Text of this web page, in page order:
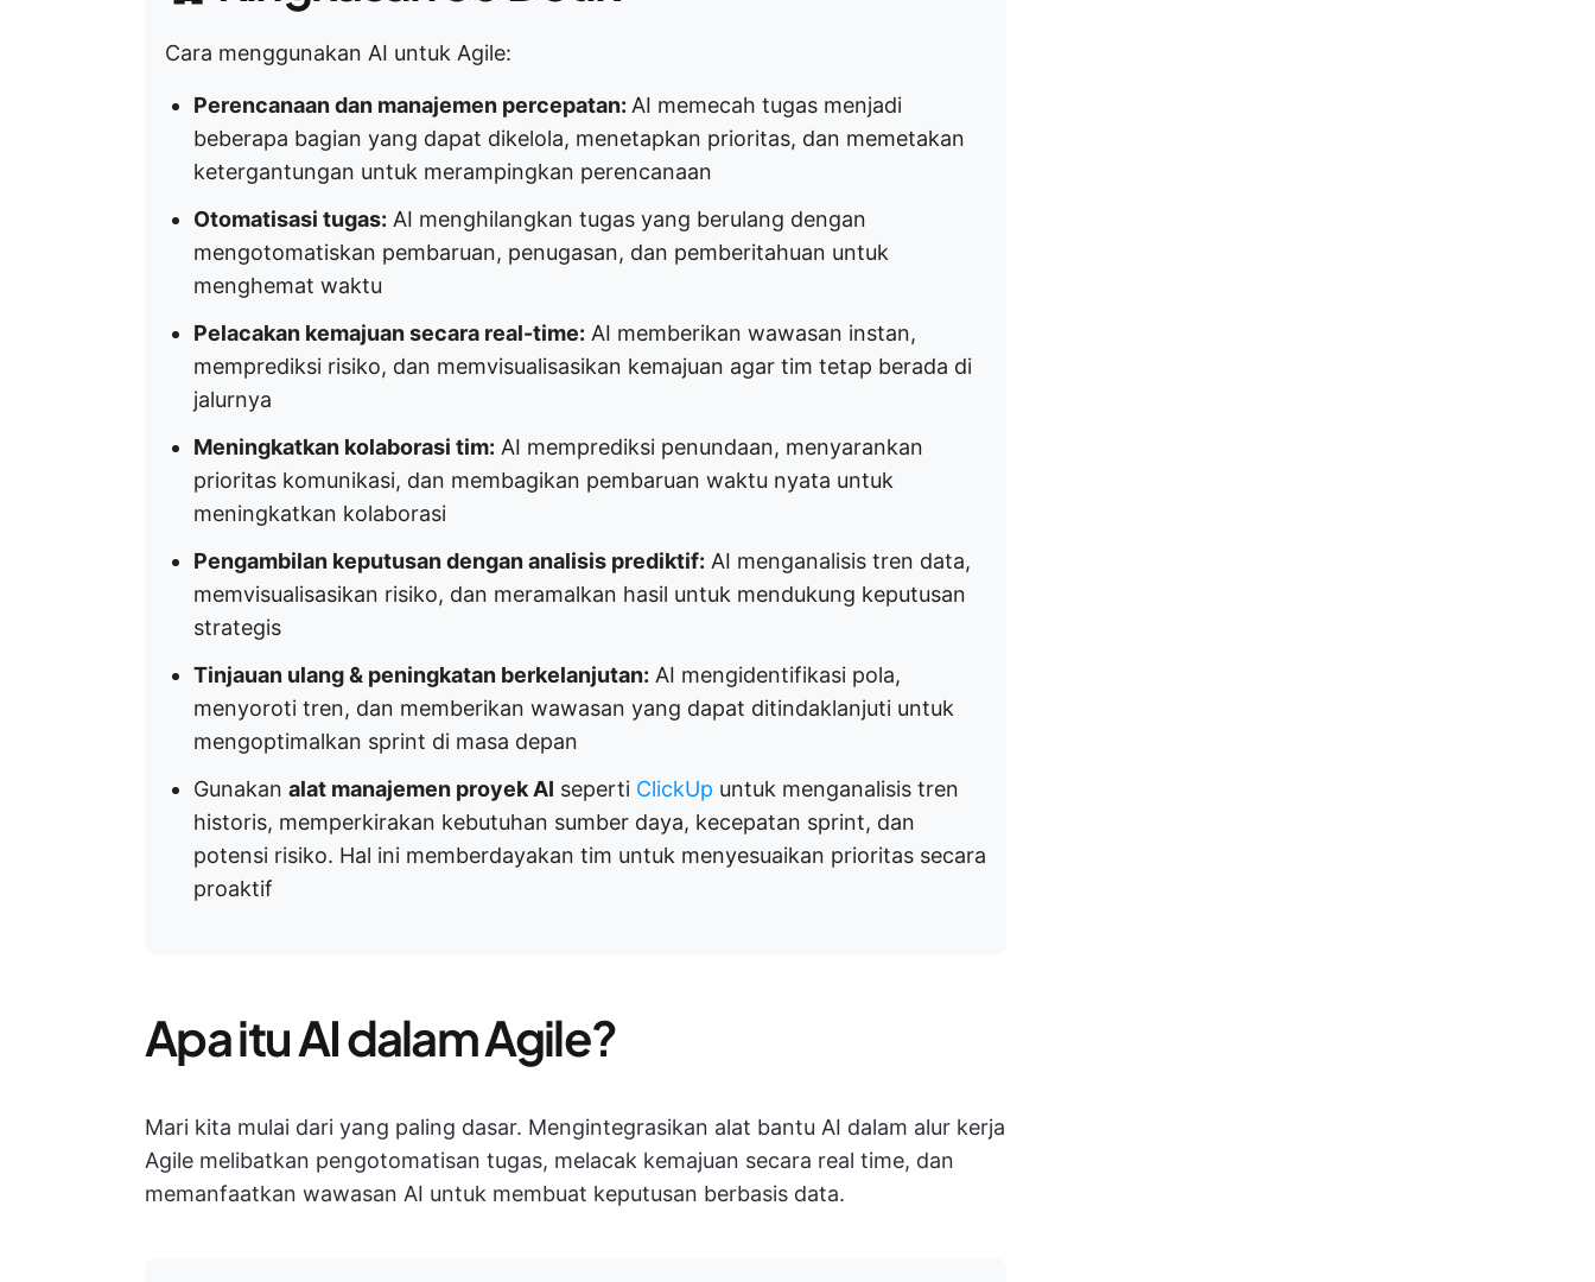
Cara menggunakan AI untuk Agile:
Perencanaan dan manajemen percepatan: AI memecah tugas menjadi
beberapa bagian yang dapat dikelola, menetapkan prioritas, dan memetakan
ketergantungan untuk merampingkan perencanaan
Otomatisasi tugas: AI menghilangkan tugas yang berulang dengan
mengotomatiskan pembaruan, penugasan, dan pemberitahuan untuk
menghemat waktu
Pelacakan kemajuan secara real-time: AI memberikan wawasan instan,
memprediksi risiko, dan memvisualisasikan kemajuan agar tim tetap berada di
jalurnya
Meningkatkan kolaborasi tim: AI memprediksi penundaan, menyarankan
prioritas komunikasi, dan membagikan pembaruan waktu nyata untuk
meningkatkan kolaborasi
Pengambilan keputusan dengan analisis prediktif: AI menganalisis tren data,
memvisualisasikan risiko, dan meramalkan hasil untuk mendukung keputusan
strategis
Tinjauan ulang & peningkatan berkelanjutan: AI mengidentifikasi pola,
menyoroti tren, dan memberikan wawasan yang dapat ditindaklanjuti untuk
mengoptimalkan sprint di masa depan
Gunakan alat manajemen proyek AI seperti ClickUp untuk menganalisis tren
historis, memperkirakan kebutuhan sumber daya, kecepatan sprint, dan
potensi risiko. Hal ini memberdayakan tim untuk menyesuaikan prioritas secara
proaktif
Apa itu AI dalam Agile?
Mari kita mulai dari yang paling dasar. Mengintegrasikan alat bantu AI dalam alur kerja
Agile melibatkan pengotomatisan tugas, melacak kemajuan secara real time, dan
memanfaatkan wawasan AI untuk membuat keputusan berbasis data.